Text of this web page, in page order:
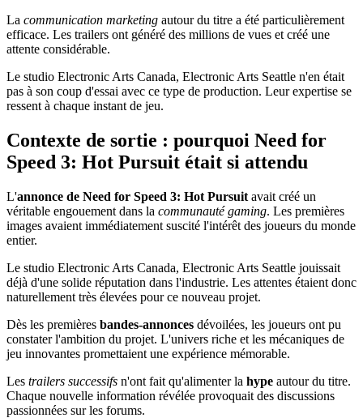
La communication marketing autour du titre a été particulièrement
efficace. Les trailers ont généré des millions de vues et créé une
attente considérable.
Le studio Electronic Arts Canada, Electronic Arts Seattle n'en était
pas à son coup d'essai avec ce type de production. Leur expertise se
ressent à chaque instant de jeu.
Contexte de sortie : pourquoi Need for
Speed 3: Hot Pursuit était si attendu
L'annonce de Need for Speed 3: Hot Pursuit avait créé un
véritable engouement dans la communauté gaming. Les premières
images avaient immédiatement suscité l'intérêt des joueurs du monde
entier.
Le studio Electronic Arts Canada, Electronic Arts Seattle jouissait
déjà d'une solide réputation dans l'industrie. Les attentes étaient donc
naturellement très élevées pour ce nouveau projet.
Dès les premières bandes-annonces dévoilées, les joueurs ont pu
constater l'ambition du projet. L'univers riche et les mécaniques de
jeu innovantes promettaient une expérience mémorable.
Les trailers successifs n'ont fait qu'alimenter la hype autour du titre.
Chaque nouvelle information révélée provoquait des discussions
passionnées sur les forums.